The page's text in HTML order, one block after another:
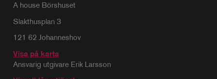
A house Börshuset
Slakthusplan 3
121 62 Johanneshov
Visa på karta
Ansvarig utgivare Erik Larsson